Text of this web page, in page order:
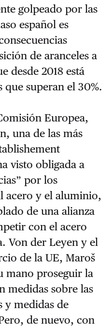
golpeado por las
español es
de aranceles a
desde 2018 está
que superan el 30%.
Europea,
una de las más
visto obligada a
por los
acero y el aluminio,
de una alianza
con el acero
Von der Leyen y el
de la UE, Maroš
mano proseguir la
medidas sobre las
y medidas de
de nuevo, con